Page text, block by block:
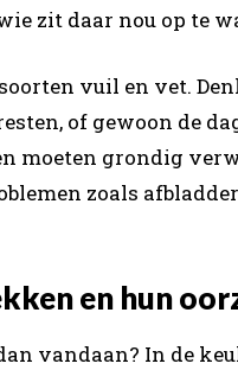
zit daar nou op te
vuil en vet.
of gewoon de
moeten grondig
zoals
en hun
vandaan? In de